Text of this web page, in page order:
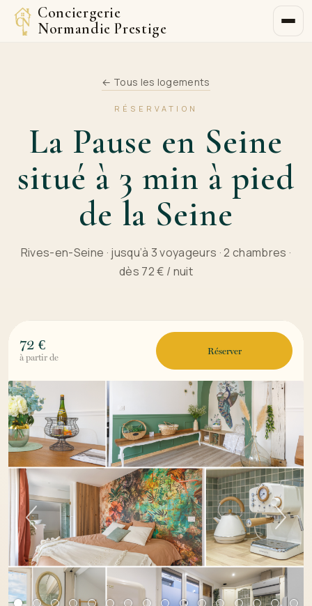
Conciergerie
Normandie Prestige
← Tous les logements
RÉSERVATION
La Pause en Seine
situé à 3 min à pied
de la Seine
Rives-en-Seine · jusqu’à 3 voyageurs · 2 chambres ·
dès 72 € / nuit